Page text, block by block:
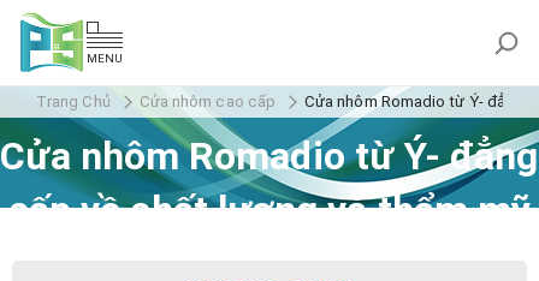
MENU
Trang Chủ Cửa nhôm cao cấp Cửa nhôm Romadio từ Ý- đẳng
Cửa nhôm Romadio từ Ý- đẳng
cấp về chất lượng và thẩm mỹ